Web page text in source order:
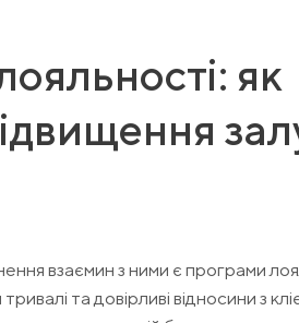
як
взаємин з ними є програми
та довірливі відносини з